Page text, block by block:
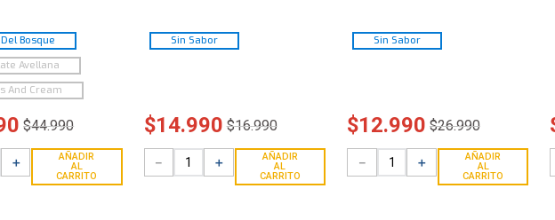
Bosque
Avellana
And Cream
$44.990
＋
AÑADIR
AL
CARRITO
Sin Sabor
$14.990 $16.990
＋
－
AÑADIR
AL
CARRITO
Sin Sabor
$12.990 $26.990
＋
－
AÑADIR
AL
CARRITO